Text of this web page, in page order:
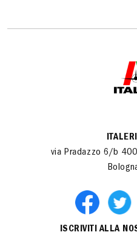
via Pradazzo 6/b
ISCRIVITI ALLA